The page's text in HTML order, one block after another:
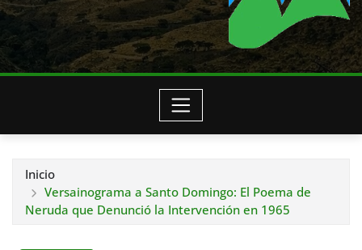
Inicio
Versainograma a Santo Domingo: El Poema de
Neruda que Denunció la Intervención en 1965